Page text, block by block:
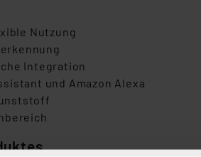
Nutzung
Integration
und Amazon Alexa